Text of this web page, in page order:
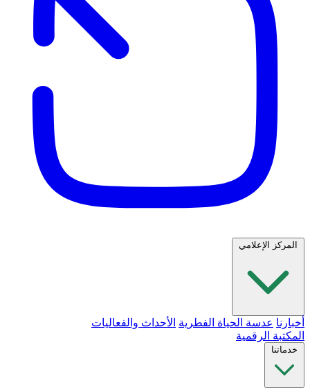
المركز الإعلامي
أخبارنا عدسة الحياة الفطرية الأحداث والفعاليات
المكتبة الرقمية
خدماتنا